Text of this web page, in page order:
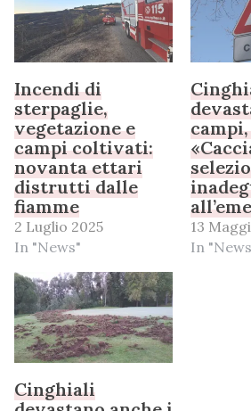
Incendi di
sterpaglie,
vegetazione e
campi coltivati:
novanta ettari
distrutti dalle
fiamme
2 Luglio 2025
In "News"
13
In
Cinghiali